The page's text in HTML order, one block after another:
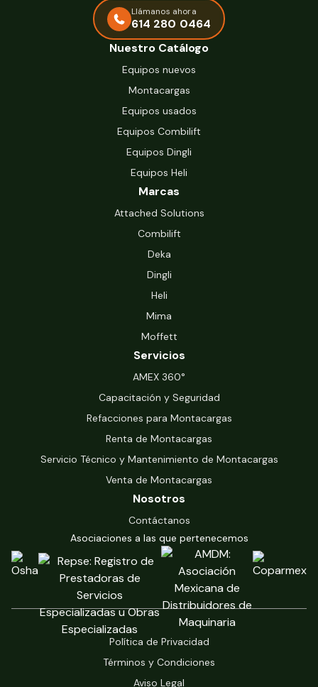
Llámanos ahora
614 280 0464
Nuestro Catálogo
Equipos nuevos
Montacargas
Equipos usados
Equipos Combilift
Equipos Dingli
Equipos Heli
Marcas
Attached Solutions
Combilift
Deka
Dingli
Heli
Mima
Moffett
Servicios
‍AMEX 360°
Capacitación y Seguridad
Refacciones para Montacargas
Renta de Montacargas
Servicio Técnico y Mantenimiento de Montacargas
Venta de Montacargas
Nosotros
Contáctanos
Asociaciones a las que pertenecemos
Política de Privacidad
Términos y Condiciones
Aviso Legal